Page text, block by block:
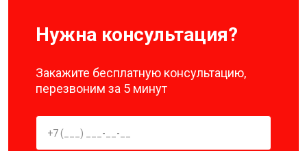
Нужна консультация?
Закажите бесплатную консультацию,
перезвоним за 5 минут